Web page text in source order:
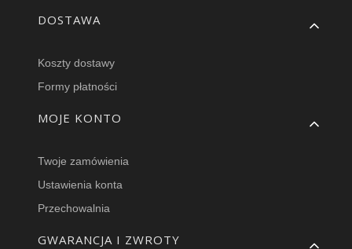
DOSTAWA
Koszty dostawy
Formy płatności
MOJE KONTO
Twoje zamówienia
Ustawienia konta
Przechowalnia
GWARANCJA I ZWROTY